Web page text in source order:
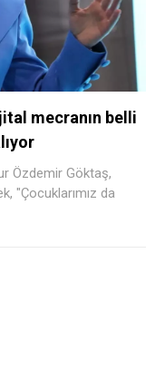
mecranın belli
Özdemir Göktaş,
"Çocuklarımız da